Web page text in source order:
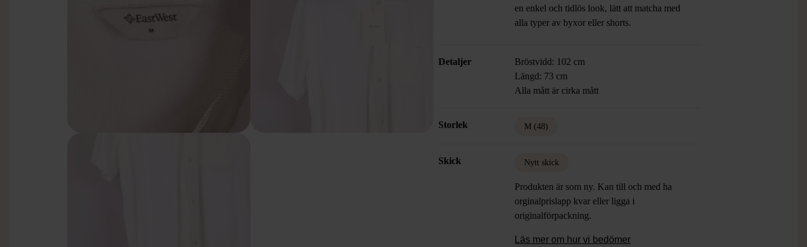
en enkel och tidlös look, lätt att matcha med
alla typer av byxor eller shorts.
Detaljer
Bröstvidd: 102 cm
Längd: 73 cm
Alla mått är cirka mått
Storlek M (48)
Skick Nytt skick
Produkten är som ny. Kan till och med ha
orginalprislapp kvar eller ligga i
originalförpackning.
Läs mer om hur vi bedömer